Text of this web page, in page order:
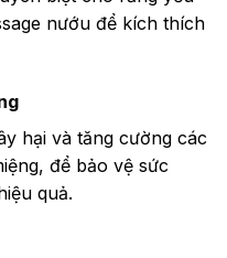
nướu để kích thích
hại và tăng cường các
để bảo vệ sức
quả.